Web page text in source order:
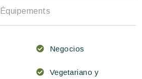
Équipements
Negocios
Vegetariano y